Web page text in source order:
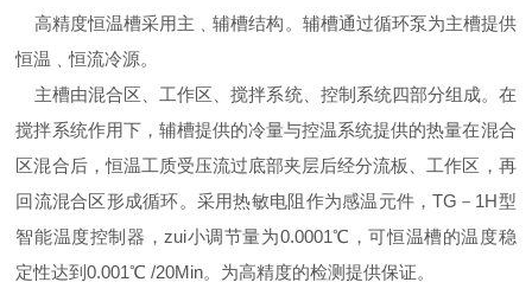
高精度恒温槽采用主﹑辅槽结构。辅槽通过循环泵为主槽提供
恒温﹑恒流冷源。
主槽由混合区、工作区、搅拌系统、控制系统四部分组成。在
搅拌系统作用下，辅槽提供的冷量与控温系统提供的热量在混合
区混合后，恒温工质受压流过底部夹层后经分流板、工作区，再
回流混合区形成循环。采用热敏电阻作为感温元件，TG－1H型
智能温度控制器，zui小调节量为0.0001℃，可恒温槽的温度稳
定性达到0.001℃ /20Min。为高精度的检测提供保证。